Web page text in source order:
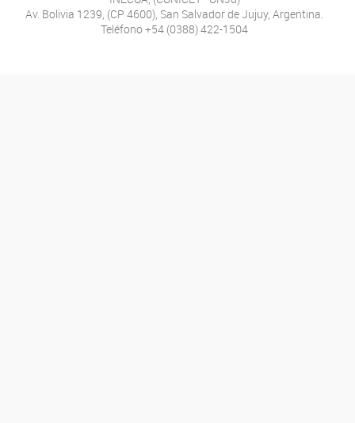
Av. Bolivia 1239, (CP 4600), San Salvador de Jujuy, Argentina.
Teléfono +54 (0388) 422-1504